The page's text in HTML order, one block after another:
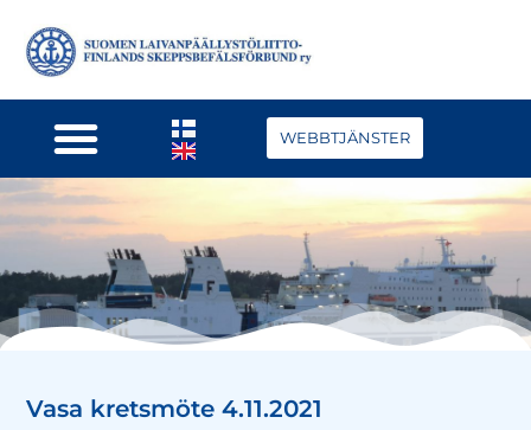
WEBBTJÄNSTER
Vasa kretsmöte 4.11.2021